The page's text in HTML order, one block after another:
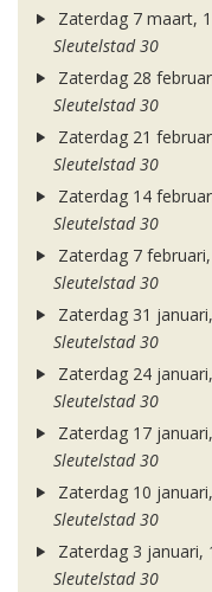
Zaterdag 7 maart,
Sleutelstad 30
Zaterdag 28
Sleutelstad 30
Zaterdag 21
Sleutelstad 30
Zaterdag 14
Sleutelstad 30
Zaterdag 7
Sleutelstad 30
Zaterdag 31
Sleutelstad 30
Zaterdag 24
Sleutelstad 30
Zaterdag 17
Sleutelstad 30
Zaterdag 10
Sleutelstad 30
Zaterdag 3 januari,
Sleutelstad 30